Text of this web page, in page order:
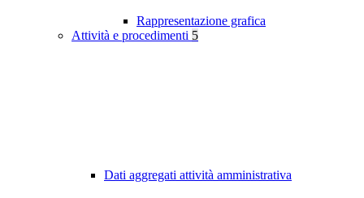
Rappresentazione grafica
Attività e procedimenti 5
Dati aggregati attività amministrativa